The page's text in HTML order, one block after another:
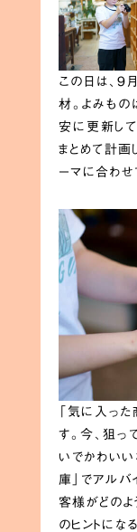
この日は、9
材。よみも
安に更新し
まとめて計画
ーマに合わせ
「気に入っ
す。今、狙っ
いでかわいい
庫」でアルバ
客様がどの
のヒントにな